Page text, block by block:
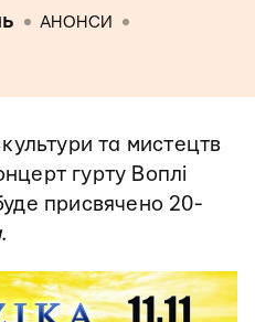
АНОНСИ
та мистецтв
гурту Воплі
присвячено 20-
.